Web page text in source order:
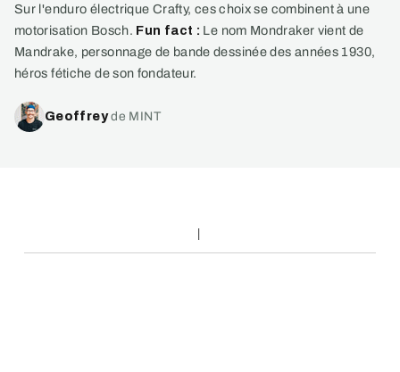
Sur l'enduro électrique Crafty, ces choix se combinent à une
motorisation Bosch. Fun fact : Le nom Mondraker vient de
Mandrake, personnage de bande dessinée des années 1930,
héros fétiche de son fondateur.
Geoffrey de MINT